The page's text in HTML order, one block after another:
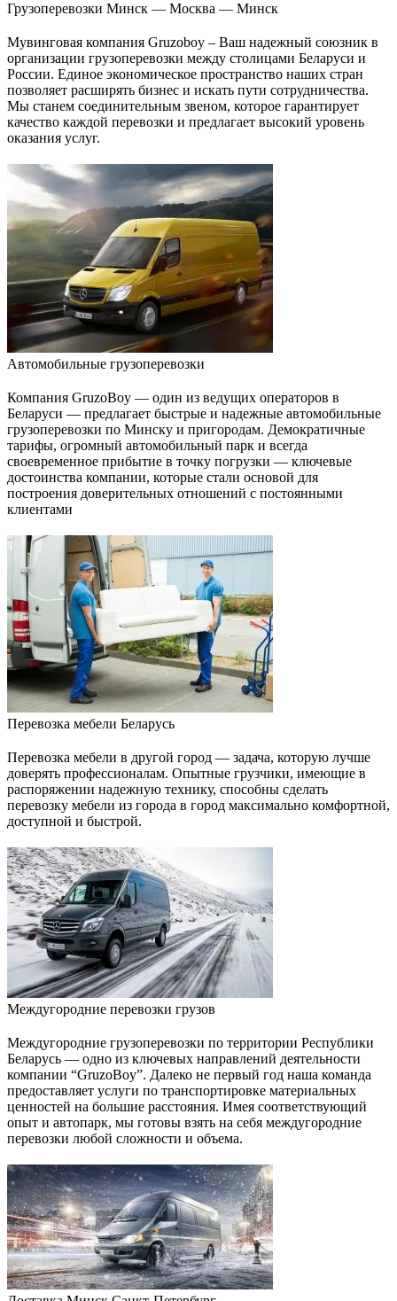
Грузоперевозки Минск — Москва — Минск
Мувинговая компания Gruzoboy – Ваш надежный союзник в
организации грузоперевозки между столицами Беларуси и
России. Единое экономическое пространство наших стран
позволяет расширять бизнес и искать пути сотрудничества.
Мы станем соединительным звеном, которое гарантирует
качество каждой перевозки и предлагает высокий уровень
оказания услуг.
Автомобильные грузоперевозки
Компания GruzoBoy — один из ведущих операторов в
Беларуси — предлагает быстрые и надежные автомобильные
грузоперевозки по Минску и пригородам. Демократичные
тарифы, огромный автомобильный парк и всегда
своевременное прибытие в точку погрузки — ключевые
достоинства компании, которые стали основой для
построения доверительных отношений с постоянными
клиентами
Перевозка мебели Беларусь
Перевозка мебели в другой город — задача, которую лучше
доверять профессионалам. Опытные грузчики, имеющие в
распоряжении надежную технику, способны сделать
перевозку мебели из города в город максимально комфортной,
доступной и быстрой.
Междугородние перевозки грузов
Междугородние грузоперевозки по территории Республики
Беларусь — одно из ключевых направлений деятельности
компании “GruzoBoy”. Далеко не первый год наша команда
предоставляет услуги по транспортировке материальных
ценностей на большие расстояния. Имея соответствующий
опыт и автопарк, мы готовы взять на себя междугородние
перевозки любой сложности и объема.